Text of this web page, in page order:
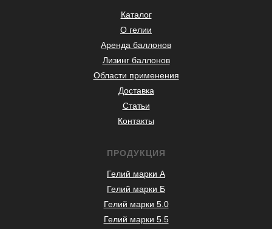
ПРОДУКЦИЯ
Гелий марки А
Гелий марки Б
Гелий марки 5.0
Гелий марки 5.5
Каталог
О гелии
Аренда баллонов
Лизинг баллонов
Области применения
Доставка
Статьи
Контакты